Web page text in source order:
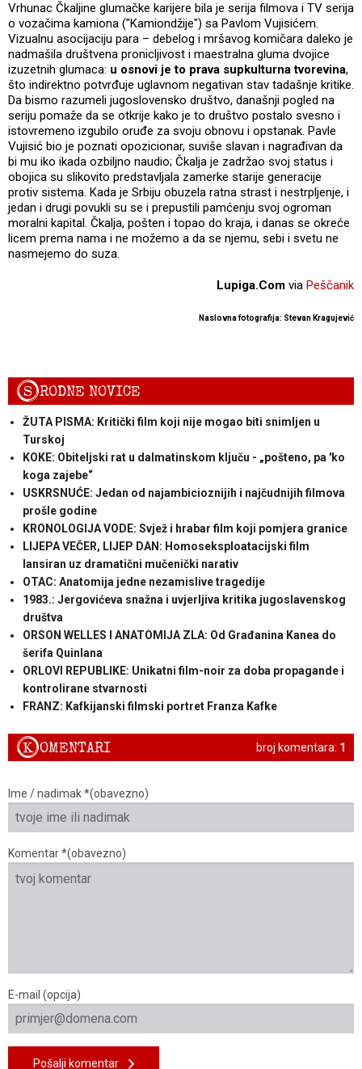
Vrhunac Čkaljine glumačke karijere bila je serija filmova i TV serija
o vozačima kamiona ("Kamiondžije") sa Pavlom Vujisićem.
Vizualnu asocijaciju para – debelog i mršavog komičara daleko je
nadmašila društvena pronicljivost i maestralna gluma dvojice
izuzetnih glumaca: u osnovi je to prava supkulturna tvorevina,
što indirektno potvrđuje uglavnom negativan stav tadašnje kritike.
Da bismo razumeli jugoslovensko društvo, današnji pogled na
seriju pomaže da se otkrije kako je to društvo postalo svesno i
istovremeno izgubilo oruđe za svoju obnovu i opstanak. Pavle
Vujisić bio je poznati opozicionar, suviše slavan i nagrađivan da
bi mu iko ikada ozbiljno naudio; Čkalja je zadržao svoj status i
obojica su slikovito predstavljala zamerke starije generacije
protiv sistema. Kada je Srbiju obuzela ratna strast i nestrpljenje, i
jedan i drugi povukli su se i prepustili pamćenju svoj ogroman
moralni kapital. Čkalja, pošten i topao do kraja, i danas se okreće
licem prema nama i ne možemo a da se njemu, sebi i svetu ne
nasmejemo do suza.
Lupiga.Com via Peščanik
Naslovna fotografija: Stevan Kragujević
SRODNE NOVICE
ŽUTA PISMA: Kritički film koji nije mogao biti snimljen u
Turskoj
KOKE: Obiteljski rat u dalmatinskom ključu - „pošteno, pa 'ko
koga zajebe“
USKRSNUĆE: Jedan od najambicioznijih i najčudnijih filmova
prošle godine
KRONOLOGIJA VODE: Svjež i hrabar film koji pomjera granice
LIJEPA VEČER, LIJEP DAN: Homoseksploatacijski film
lansiran uz dramatični mučenički narativ
OTAC: Anatomija jedne nezamislive tragedije
1983.: Jergovićeva snažna i uvjerljiva kritika jugoslavenskog
društva
ORSON WELLES I ANATOMIJA ZLA: Od Građanina Kanea do
šerifa Quinlana
ORLOVI REPUBLIKE: Unikatni film-noir za doba propagande i
kontrolirane stvarnosti
FRANZ: Kafkijanski filmski portret Franza Kafke
broj komentara: 1
KOMENTARI
Ime / nadimak *(obavezno)
Komentar *(obavezno)
E-mail (opcija)
Pošalji komentar